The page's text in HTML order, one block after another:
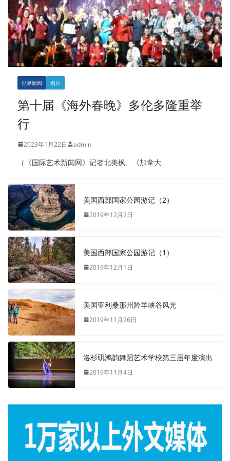
世界新闻 图片
第十届《海外春晚》多伦多隆重举
行
2023年1月22日 admin
（《国际艺术新闻网》记者北美枫、《加拿大
美国西部国家公园游记（2）
2019年12月2日
美国西部国家公园游记（1）
2019年12月1日
美国亚利桑那州羚羊峡谷风光
2019年11月26日
洛杉矶鸿韵舞蹈艺术学校第三届年度演出
2019年11月4日